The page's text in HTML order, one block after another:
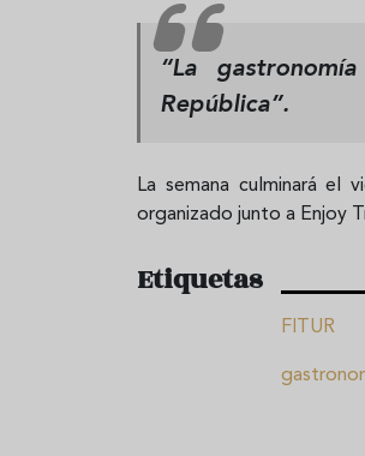
“La
República”.
La semana culminará
organizado junto a Enjoy
Etiquetas
FITUR